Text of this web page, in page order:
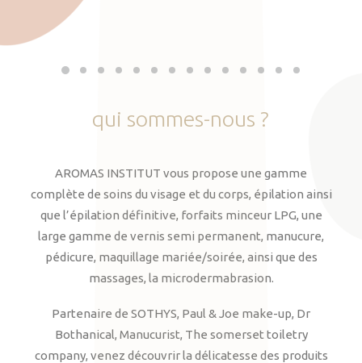
qui sommes-nous ?
AROMAS INSTITUT vous propose une gamme
complète de soins du visage et du corps, épilation ainsi
que l’épilation définitive, forfaits minceur LPG, une
large gamme de vernis semi permanent, manucure,
pédicure, maquillage mariée/soirée, ainsi que des
massages, la microdermabrasion.
Partenaire de SOTHYS, Paul & Joe make-up, Dr
Bothanical, Manucurist, The somerset toiletry
company, venez découvrir la délicatesse des produits